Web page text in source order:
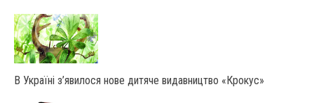
В Україні з’явилося нове дитяче видавництво «Крокус»